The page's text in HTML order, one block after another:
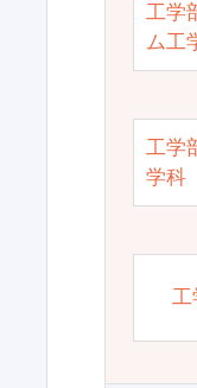
工学
ム工
工学
学科